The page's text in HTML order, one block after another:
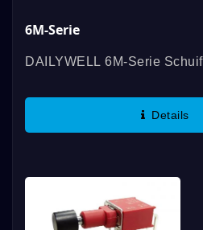
6M-Serie
DAILYWELL 6M-Serie
Schakelfuncties, SPDT,
Details